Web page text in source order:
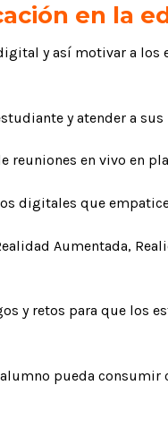
en la
y así motivar a los
y atender a
reuniones en vivo en
digitales que
Aumentada,
y retos para que los
pueda consumir